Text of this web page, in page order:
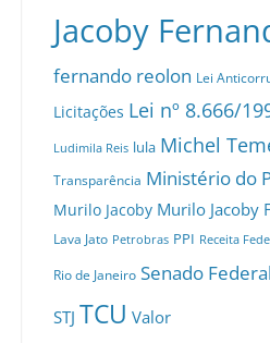
Jacoby
fernando reolon Lei
Licitações Lei nº 8.666/
Ludimila Reis lula Michel
Transparência Ministério do
Murilo Jacoby Murilo Jacoby
Lava Jato Petrobras PPI Receita
Rio de Janeiro Senado Federal
STJ TCU Valor